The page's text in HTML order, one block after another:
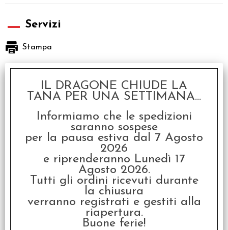
Servizi
Stampa
10 Thunders Box Set
Malifaux, Seconda Edizione ambienta le sue storie in una Terra
alternativa dove il gotico si mescola allo steampunk e il senso
dell'horrow dell'epoca vittoriana si adatta perfettamente al
clima del Wild West.
Malifaux rinnova completamente le regole del gioco: mostri,
necropunks e ibridi uomo-macchina saranno i protagonisti di
avventure che vi terranno con il fiato sospeso.
Ogni miniatura è alta circa 30 mm.
IL DRAGONE CHIUDE LA
TANA PER UNA SETTIMANA...
Informiamo che le spedizioni
saranno sospese
per la pausa estiva dal 7 Agosto
2026
e riprenderanno Lunedì 17
Agosto 2026.
Tutti gli ordini ricevuti durante
la chiusura
verranno registrati e gestiti alla
riapertura.
Buone ferie!